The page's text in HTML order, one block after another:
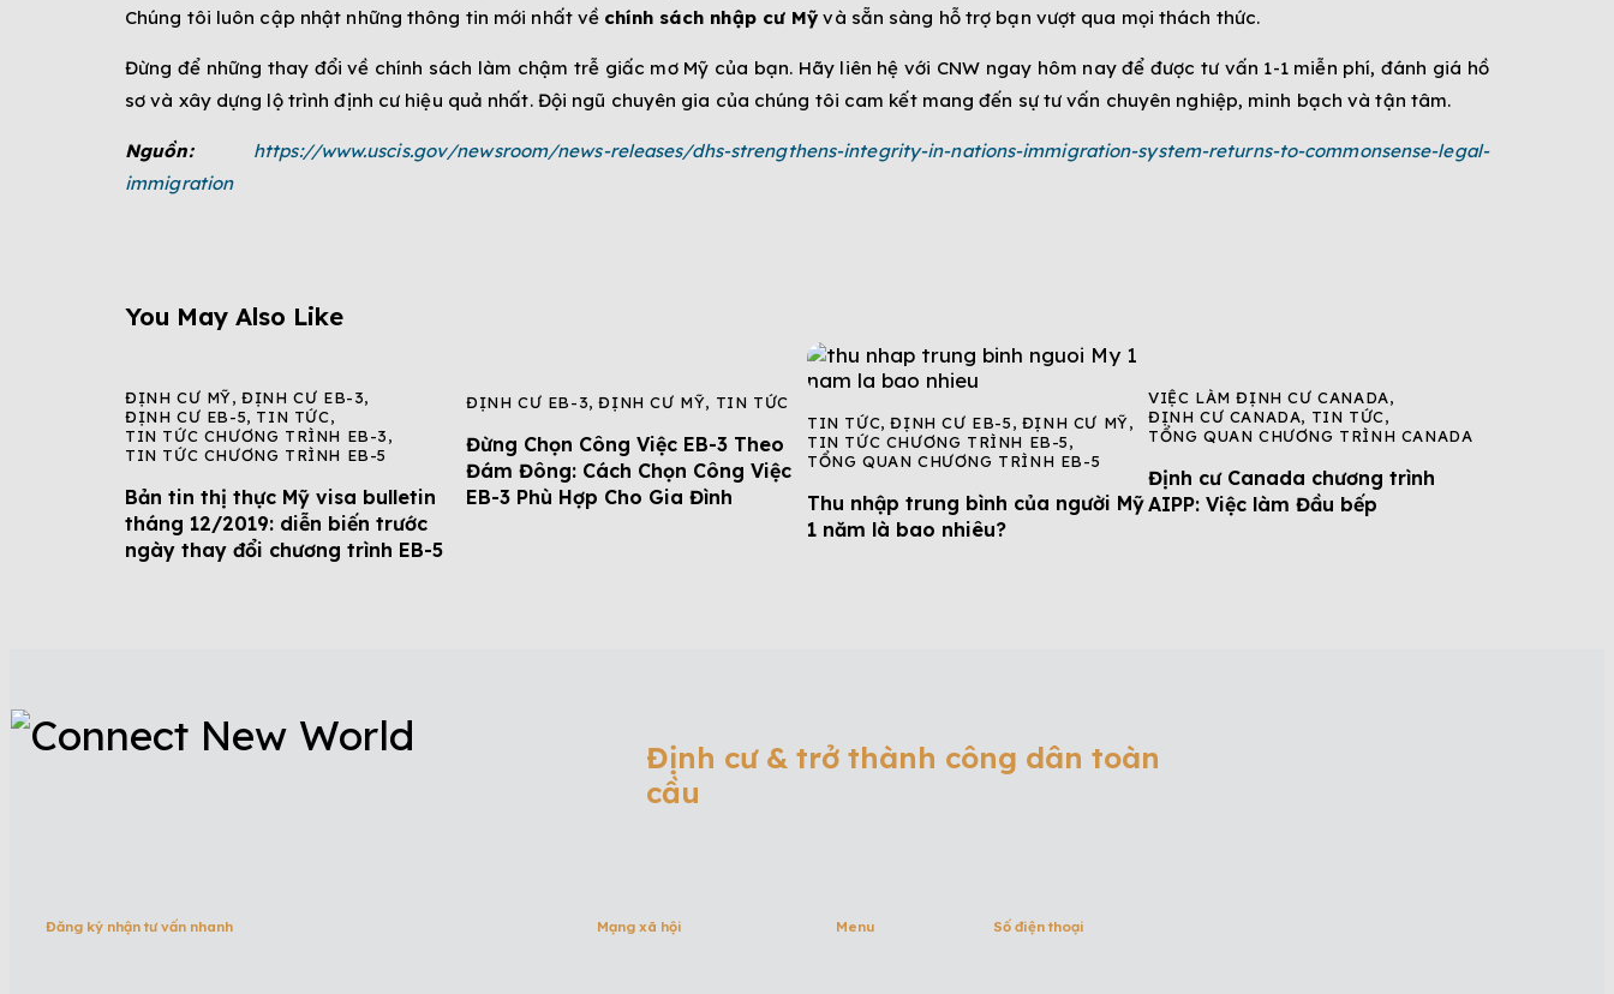
Chúng tôi luôn cập nhật những thông tin mới nhất về chính sách nhập cư Mỹ và sẵn sàng hỗ trợ bạn vượt qua mọi thách thức.
Đừng để những thay đổi về chính sách làm chậm trễ giấc mơ Mỹ của bạn. Hãy liên hệ với CNW ngay hôm nay để được tư vấn 1-1 miễn phí, đánh giá hồ
sơ và xây dựng lộ trình định cư hiệu quả nhất. Đội ngũ chuyên gia của chúng tôi cam kết mang đến sự tư vấn chuyên nghiệp, minh bạch và tận tâm.
Nguồn:
https://www.uscis.gov/newsroom/news-releases/dhs-strengthens-integrity-in-nations-immigration-system-returns-to-commonsense-legal-
immigration
You May Also Like
ĐỊNH CƯ MỸ,ĐỊNH CƯ EB-3,
ĐỊNH CƯ EB-5, TIN TỨC,
TIN TỨC CHƯƠNG TRÌNH EB-3,
TIN TỨC CHƯƠNG TRÌNH EB-5
Bản tin thị thực Mỹ visa bulletin
tháng 12/2019: diễn biến trước
ngày thay đổi chương trình EB-5
ĐỊNH CƯ EB-3,ĐỊNH CƯ MỸ, TIN TỨC
Đừng Chọn Công Việc EB-3 Theo
Đám Đông: Cách Chọn Công Việc
EB-3 Phù Hợp Cho Gia Đình
TIN TỨC,ĐỊNH CƯ EB-5, ĐỊNH CƯ MỸ,
TIN TỨC CHƯƠNG TRÌNH EB-5,
TỔNG QUAN CHƯƠNG TRÌNH EB-5
Thu nhập trung bình của người Mỹ
1 năm là bao nhiêu?
VIỆC LÀM ĐỊNH CƯ CANADA,
ĐỊNH CƯ CANADA, TIN TỨC,
TỔNG QUAN CHƯƠNG TRÌNH CANADA
Định cư Canada chương trình
AIPP: Việc làm Đầu bếp
Định cư & trở thành công dân toàn
cầu
Đăng ký nhận tư vấn nhanh Mạng xã hội Menu Số điện thoại